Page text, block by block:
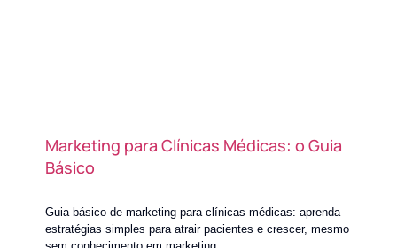
Marketing para Clínicas Médicas: o Guia
Básico
Guia básico de marketing para clínicas médicas: aprenda
estratégias simples para atrair pacientes e crescer, mesmo